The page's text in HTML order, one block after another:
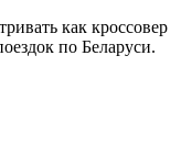
как кроссовер
по Беларуси.